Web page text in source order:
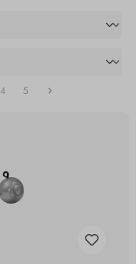
4 5